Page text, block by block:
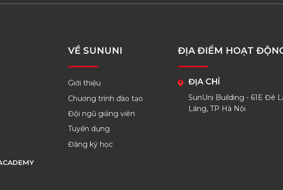
VỀ SUNUNI
Giới thiệu
Chương trình đào tạo
Đội ngũ giảng viên
Tuyển dụng
Đăng ký học
ĐỊA ĐIỂM HOẠT
ĐỊA CHỈ
SunUni Building - 61E Đê
Láng, TP Hà Nội